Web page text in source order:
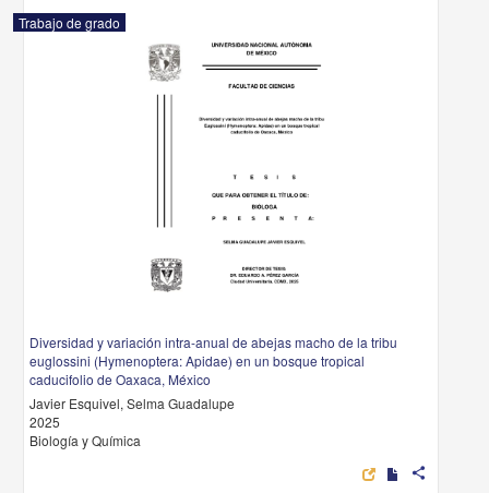
Trabajo de grado
Diversidad y variación intra-anual de abejas macho de la tribu
euglossini (Hymenoptera: Apidae) en un bosque tropical
caducifolio de Oaxaca, México
Javier Esquivel, Selma Guadalupe
2025
Biología y Química
share